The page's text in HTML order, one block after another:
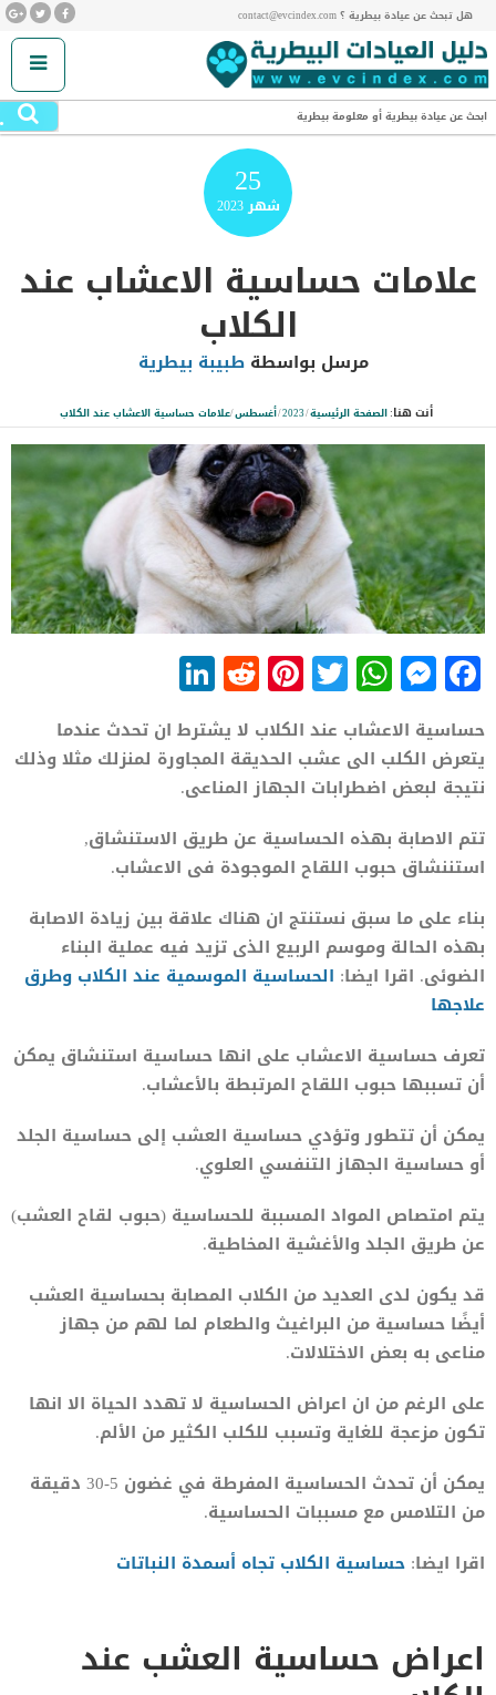
هل تبحث عن عيادة بيطرية ؟ contact@evcindex.com
ابحث عن عيادة بيطرية أو معلومة بيطرية
25
شهر2023
علامات حساسية الاعشاب عند
الكلاب
مرسل بواسطة طبيبة بيطرية
أنت هنا:الصفحة الرئيسية/
2023
/أغسطس/علامات حساسية الاعشاب عند الكلاب
Facebook
Messenger
WhatsApp
Twitter
Pinterest
Reddit
حساسية الاعشاب عند الكلاب لا يشترط ان تحدث عندما
يتعرض الكلب الى عشب الحديقة المجاورة لمنزلك مثلا وذلك
نتيجة لبعض اضطرابات الجهاز المناعى.
تتم الاصابة بهذه الحساسية عن طريق الاستنشاق,
استننشاق حبوب اللقاح الموجودة فى الاعشاب.
بناء على ما سبق نستنتج ان هناك علاقة بين زيادة الاصابة
بهذه الحالة وموسم الربيع الذى تزيد فيه عملية البناء
الضوئى. اقرا ايضا: الحساسية الموسمية عند الكلاب وطرق
علاجها
تعرف حساسية الاعشاب على انها حساسية استنشاق يمكن
أن تسببها حبوب اللقاح المرتبطة بالأعشاب.
يمكن أن تتطور وتؤدي حساسية العشب إلى حساسية الجلد
أو حساسية الجهاز التنفسي العلوي.
يتم امتصاص المواد المسببة للحساسية (حبوب لقاح العشب)
عن طريق الجلد والأغشية المخاطية.
قد يكون لدى العديد من الكلاب المصابة بحساسية العشب
أيضًا حساسية من البراغيث والطعام لما لهم من جهاز
مناعى به بعض الاختلالات.
على الرغم من ان اعراض الحساسية لا تهدد الحياة الا انها
تكون مزعجة للغاية وتسبب للكلب الكثير من الألم.
يمكن أن تحدث الحساسية المفرطة في غضون 5-30 دقيقة
من التلامس مع مسببات الحساسية.
اقرا ايضا: حساسية الكلاب تجاه أسمدة النباتات
اعراض حساسية العشب عند